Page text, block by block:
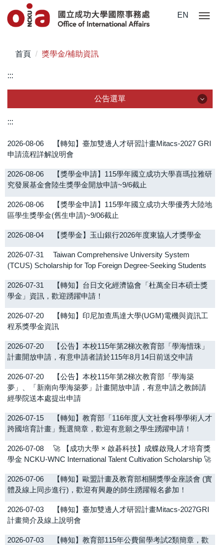
到
區
EN
首頁 獎學金/補助資訊
:::
公告選單
全部公告
在校學生
國際學生
僑、陸生
OIA eNews
獎學金/補助資訊
轉知公告
:::
2026-08-06
【轉知】臺加雙邊人才研習計畫Mitacs-2027 GRI
申請流程詳解說明會
2026-08-06
【獎學金申請】115學年國立成功大學喜瑪拉雅研
究發展基金會陸生獎學金開放申請~9/6截止
2026-08-06
【獎學金申請】115學年國立成功大學優秀大陸地
區學生獎學金(舊生申請)~9/06截止
2026-08-04 【獎學金】玉山銀行2026年度東協人才獎學金
2026-07-31
Taiwan Comprehensive University System
(TCUS) Scholarship for Top Foreign Degree-Seeking Students
2026-07-31
【轉知】台日文化經濟協會「杜萬全日本碩士獎
學金」資訊，歡迎踴躍申請！
2026-07-20
【轉知】印尼加查馬達大學(UGM)電機與資訊工
程系獎學金資訊
2026-07-20
【公告】本校115年第2梯次教育部「學海惜珠」
計畫開放申請，有意申請者請於115年8月14日前送交申請
2026-07-20
【公告】本校115年第2梯次教育部「學海築
夢」、「新南向學海築夢」計畫開放申請，有意申請之教師請
經學院送本處提出申請
2026-07-15
【轉知】教育部「116年度人文社會科學學術人才
跨國培育計畫」甄選簡章，歡迎有意願之學生踴躍申請！
2026-07-08
🚀 【成功大學 × 啟碁科技】成蝶啟飛人才培育獎
學金 NCKU-WNC International Talent Cultivation Scholarship 🚀
2026-07-06
【轉知】歐盟計畫及教育部相關獎學金座談會 (實
體及線上同步進行)，歡迎有興趣的師生踴躍報名參加！
2026-07-03
【轉知】臺加雙邊人才研習計畫Mitacs-2027GRI
計畫簡介及線上說明會
2026-07-03
【轉知】教育部115年公費留學考試2類簡章，歡